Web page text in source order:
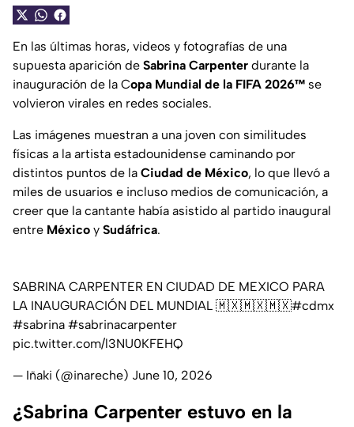
En las últimas horas, videos y fotografías de una
supuesta aparición de Sabrina Carpenter durante la
inauguración de la Copa Mundial de la FIFA 2026™ se
volvieron virales en redes sociales.
Las imágenes muestran a una joven con similitudes
físicas a la artista estadounidense caminando por
distintos puntos de la Ciudad de México, lo que llevó a
miles de usuarios e incluso medios de comunicación, a
creer que la cantante había asistido al partido inaugural
entre México y Sudáfrica.
SABRINA CARPENTER EN CIUDAD DE MEXICO PARA
LA INAUGURACIÓN DEL MUNDIAL 🇲🇽🇲🇽🇲🇽#cdmx
#sabrina #sabrinacarpenter
pic.twitter.com/l3NU0KFEHQ
— Iñaki (@inareche) June 10, 2026
¿Sabrina Carpenter estuvo en la